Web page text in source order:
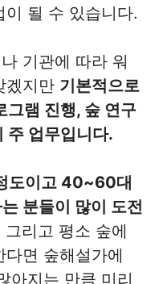
이 될 수 있습니다.
기관에 따라 워
겠지만 기본적으로
그램 진행, 숲 연구
주 업무입니다.
도이고 40~60대
분들이 많이 도전
리고 평소 숲에
면 숲해설가에
아지는 만큼 미리